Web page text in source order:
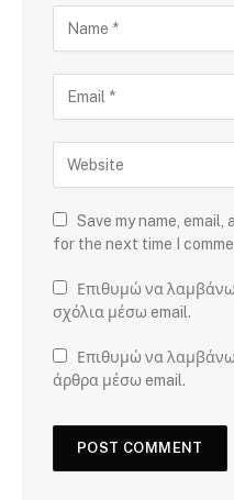
Save my name,
for the next time I
Επιθυμώ να λαμβάνω
σχόλια μέσω email.
Επιθυμώ να λαμβάνω
άρθρα μέσω email.